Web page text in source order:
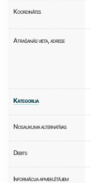
Koordinātes
Atrašanās vieta, adrese
Kategorija
Nosaukuma alternatīvas
Debits
Informācija apmeklētājiem